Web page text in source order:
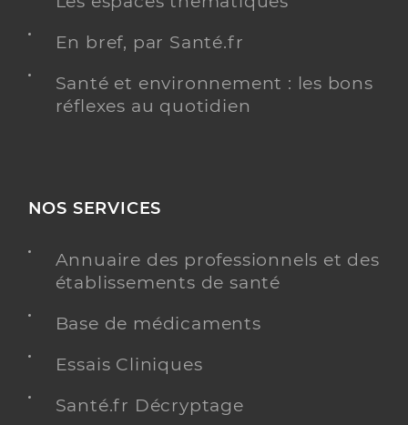
En bref, par Santé.fr
Santé et environnement : les bons
réflexes au quotidien
NOS SERVICES
Annuaire des professionnels et des
établissements de santé
Base de médicaments
Essais Cliniques
Santé.fr Décryptage